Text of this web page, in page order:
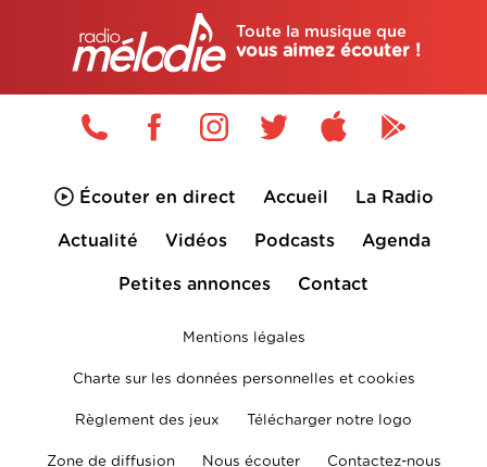
Toute la musique que
vous aimez écouter !
Écouter en direct Accueil La Radio
Actualité Vidéos Podcasts Agenda
Petites annonces Contact
Mentions légales
Charte sur les données personnelles et cookies
Règlement des jeux Télécharger notre logo
Zone de diffusion Nous écouter Contactez-nous